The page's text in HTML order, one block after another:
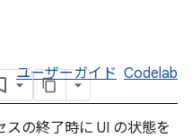
ユーザーガイド Codelab
スの終了時に UI の状態を